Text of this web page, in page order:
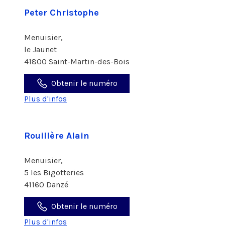
Peter Christophe
Menuisier,
le Jaunet
41800 Saint-Martin-des-Bois
Obtenir le numéro
Plus d'infos
Rouillère Alain
Menuisier,
5 les Bigotteries
41160 Danzé
Obtenir le numéro
Plus d'infos